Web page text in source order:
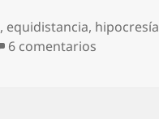
, equidistancia, hipocresía
6 comentarios